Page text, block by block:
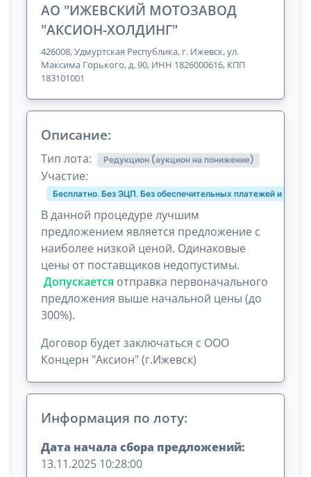
АО "ИЖЕВСКИЙ МОТОЗАВОД
"АКСИОН-ХОЛДИНГ"
426008, Удмуртская Республика, г. Ижевск, ул.
Максима Горького, д. 90, ИНН 1826000616, КПП
183101001
Описание:
Тип лота: Редукцион (аукцион на понижение)
Участие:
Бесплатно. Без ЭЦП. Без обеспечительных платежей и
В данной процедуре лучшим
предложением является предложение с
наиболее низкой ценой. Одинаковые
цены от поставщиков недопустимы.
Допускается отправка первоначального
предложения выше начальной цены (до
300%).
Договор будет заключаться с ООО
Концерн "Аксион" (г.Ижевск)
Информация по лоту:
Дата начала сбора предложений:
13.11.2025 10:28:00